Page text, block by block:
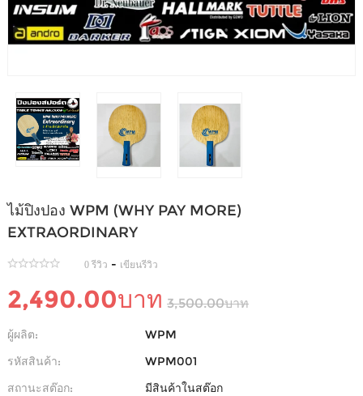
ไม้ปิงปอง WPM (WHY PAY MORE)
EXTRAORDINARY
0 รีวิว - เขียนรีวิว
2,490.00บาท 3,500.00บาท
ผู้ผลิต:
WPM
รหัสสินค้า:
WPM001
สถานะสต๊อก:
มีสินค้าในสต๊อก